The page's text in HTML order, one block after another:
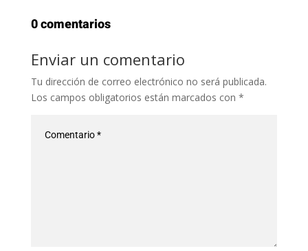
0 comentarios
Enviar un comentario
Tu dirección de correo electrónico no será publicada.
Los campos obligatorios están marcados con *